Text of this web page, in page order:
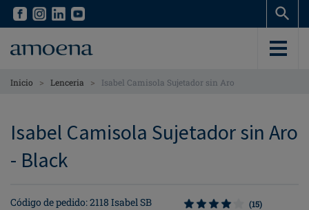
Skip
content
Skip
content
Inicio > Lenceria > Isabel Camisola Sujetador sin Aro
Isabel Camisola Sujetador sin Aro
- Black
Código de pedido: 2118 Isabel SB (15)